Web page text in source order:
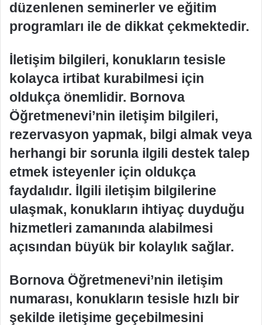
düzenlenen seminerler ve eğitim
programları ile de dikkat çekmektedir.
İletişim bilgileri, konukların tesisle
kolayca irtibat kurabilmesi için
oldukça önemlidir. Bornova
Öğretmenevi’nin iletişim bilgileri,
rezervasyon yapmak, bilgi almak veya
herhangi bir sorunla ilgili destek talep
etmek isteyenler için oldukça
faydalıdır. İlgili iletişim bilgilerine
ulaşmak, konukların ihtiyaç duyduğu
hizmetleri zamanında alabilmesi
açısından büyük bir kolaylık sağlar.
Bornova Öğretmenevi’nin iletişim
numarası, konukların tesisle hızlı bir
şekilde iletişime geçebilmesini